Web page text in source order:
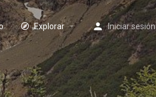
Explorar Iniciar sesión